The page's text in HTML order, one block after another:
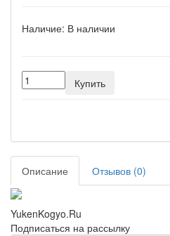
Наличие: В наличии
Купить
Описание Отзывов (0)
YukenKogyo.Ru
Подписаться на рассылку